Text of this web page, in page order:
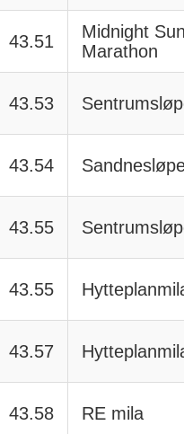
43.51
Midnight
Marathon
43.53
43.54
43.55
43.55
43.57
43.58 RE mila